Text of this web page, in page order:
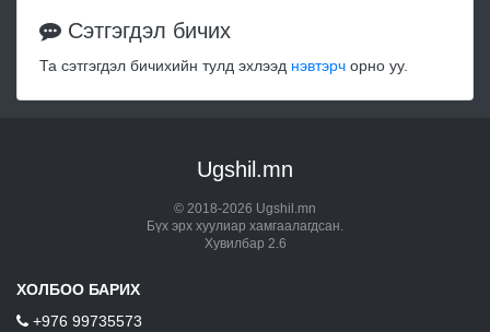
Сэтгэгдэл бичих
Та сэтгэгдэл бичихийн тулд эхлээд нэвтэрч орно уу.
Ugshil.mn
© 2018-2026 Ugshil.mn
Бүх эрх хуулиар хамгаалагдсан.
Хувилбар 2.6
ХОЛБОО БАРИХ
+976 99735573